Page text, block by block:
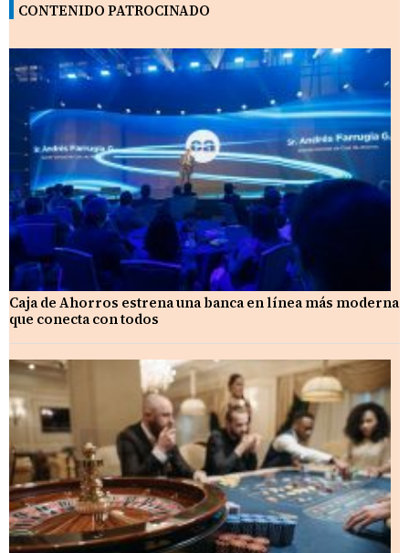
CONTENIDO PATROCINADO
Caja de Ahorros estrena una banca en línea más moderna
que conecta con todos